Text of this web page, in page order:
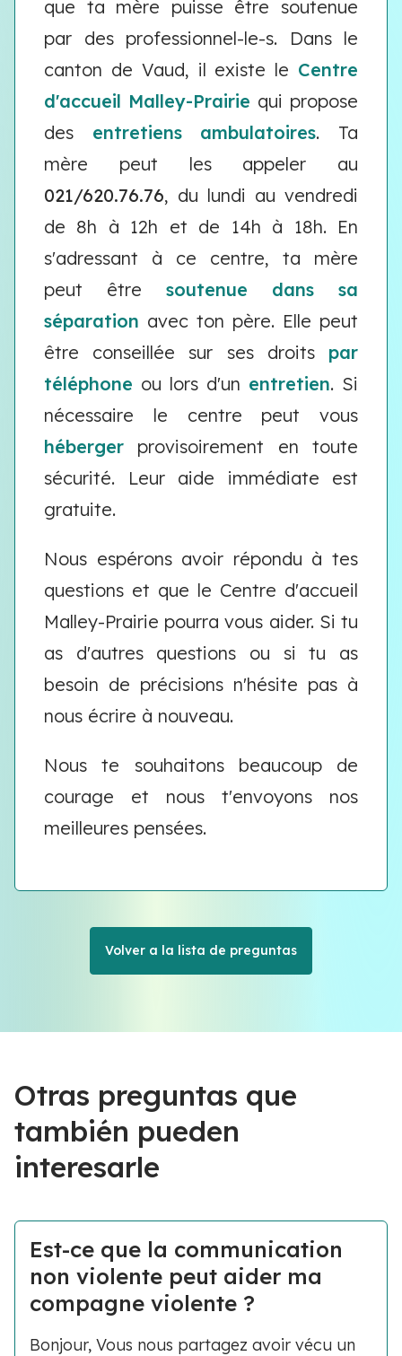
que ta mère puisse être soutenue
par des professionnel-le-s. Dans le
canton de Vaud, il existe le Centre
d'accueil Malley-Prairie qui propose
des entretiens ambulatoires. Ta
mère peut les appeler au
021/620.76.76, du lundi au vendredi
de 8h à 12h et de 14h à 18h. En
s'adressant à ce centre, ta mère
peut être soutenue dans sa
séparation avec ton père. Elle peut
être conseillée sur ses droits par
téléphone ou lors d'un entretien. Si
nécessaire le centre peut vous
héberger provisoirement en toute
sécurité. Leur aide immédiate est
gratuite.
Nous espérons avoir répondu à tes
questions et que le Centre d'accueil
Malley-Prairie pourra vous aider. Si tu
as d'autres questions ou si tu as
besoin de précisions n'hésite pas à
nous écrire à nouveau.
Nous te souhaitons beaucoup de
courage et nous t'envoyons nos
meilleures pensées.
Volver a la lista de preguntas
Otras preguntas que
también pueden
interesarle
Est-ce que la communication
non violente peut aider ma
compagne violente ?
Bonjour, Vous nous partagez avoir vécu un